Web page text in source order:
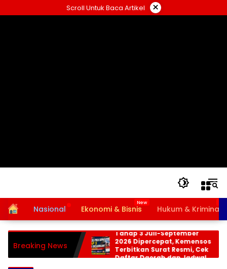
ke
Scroll Untuk Baca Artikel ×
HomeNasional Ekonomi & Bisnis Hukum & Kriminal
Breaking News
Bansos PKH dan BPNT
Tahap 3 Juli-September
2026 Dipercepat, Kemensos
Terbitkan Surat Resmi, Cek
Daftar Daerah dan Jadwal